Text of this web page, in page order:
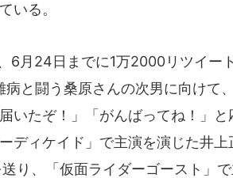
いる。
6月24日までに1万2000リツイー
と闘う桑原さんの次男に向けて
いたぞ！」「がんばってね！」と
ディケイド」で主演を演じた井上
り、「仮面ライダーゴースト」